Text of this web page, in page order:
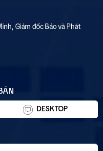
Giám đốc Báo và Phát
DESKTOP